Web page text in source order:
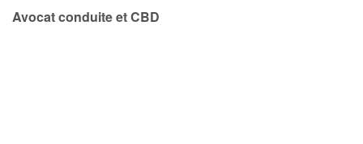
Avocat conduite et CBD